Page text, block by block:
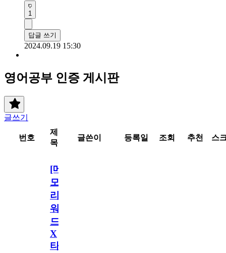
1
답글 쓰기
2024.09.19 15:30
영어공부 인증 게시판
글쓰기
번호
제
목
글쓴이 등록일 조회 추천 스
[메
모
리
워
드
X
타